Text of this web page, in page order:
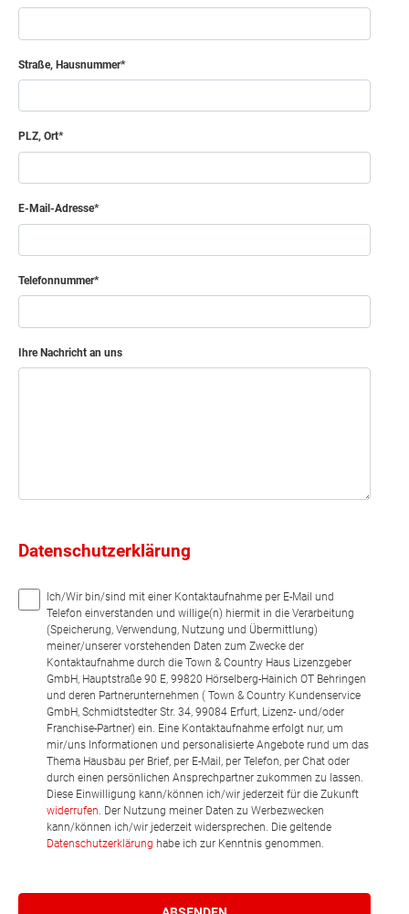
Straße, Hausnummer
PLZ, Ort
E-Mail-Adresse
Telefonnummer
Ihre Nachricht an uns
Datenschutzerklärung
Ich/Wir bin/sind mit einer Kontaktaufnahme per E-Mail und
Telefon einverstanden und willige(n) hiermit in die Verarbeitung
(Speicherung, Verwendung, Nutzung und Übermittlung)
meiner/unserer vorstehenden Daten zum Zwecke der
Kontaktaufnahme durch die Town & Country Haus Lizenzgeber
GmbH, Hauptstraße 90 E, 99820 Hörselberg-Hainich OT Behringen
und deren Partnerunternehmen ( Town & Country Kundenservice
GmbH, Schmidtstedter Str. 34, 99084 Erfurt, Lizenz- und/oder
Franchise-Partner) ein. Eine Kontaktaufnahme erfolgt nur, um
mir/uns Informationen und personalisierte Angebote rund um das
Thema Hausbau per Brief, per E-Mail, per Telefon, per Chat oder
durch einen persönlichen Ansprechpartner zukommen zu lassen.
Diese Einwilligung kann/können ich/wir jederzeit für die Zukunft
widerrufen. Der Nutzung meiner Daten zu Werbezwecken
kann/können ich/wir jederzeit widersprechen. Die geltende
Datenschutzerklärung habe ich zur Kenntnis genommen.